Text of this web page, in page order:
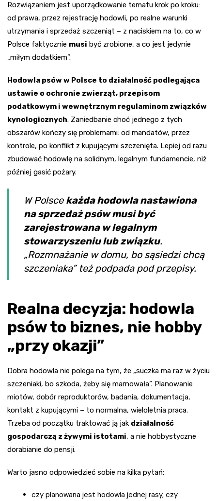
Rozwiązaniem jest uporządkowanie tematu krok po kroku:
od prawa, przez rejestrację hodowli, po realne warunki
utrzymania i sprzedaż szczeniąt – z naciskiem na to, co w
Polsce faktycznie musi być zrobione, a co jest jedynie
„miłym dodatkiem”.
Hodowla psów w Polsce to działalność podlegająca
ustawie o ochronie zwierząt, przepisom
podatkowym i wewnętrznym regulaminom związków
kynologicznych. Zaniedbanie choć jednego z tych
obszarów kończy się problemami: od mandatów, przez
kontrole, po konflikt z kupującymi szczenięta. Lepiej od razu
zbudować hodowlę na solidnym, legalnym fundamencie, niż
później gasić pożary.
W Polsce każda hodowla nastawiona
na sprzedaż psów musi być
zarejestrowana w legalnym
stowarzyszeniu lub związku.
„Rozmnażanie w domu, bo sąsiedzi chcą
szczeniaka” też podpada pod przepisy.
Realna decyzja: hodowla
psów to biznes, nie hobby
„przy okazji”
Dobra hodowla nie polega na tym, że „suczka ma raz w życiu
szczeniaki, bo szkoda, żeby się marnowała”. Planowanie
miotów, dobór reproduktorów, badania, dokumentacja,
kontakt z kupującymi – to normalna, wieloletnia praca.
Trzeba od początku traktować ją jak działalność
gospodarczą z żywymi istotami, a nie hobbystyczne
dorabianie do pensji.
Warto jasno odpowiedzieć sobie na kilka pytań:
czy planowana jest hodowla jednej rasy, czy